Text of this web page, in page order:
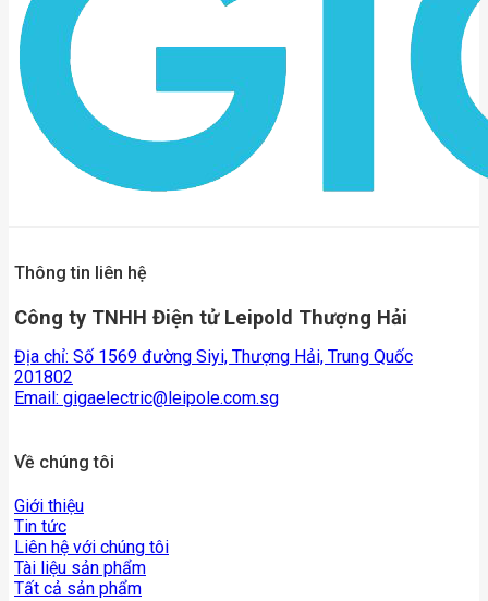
Thông tin liên hệ
Công ty TNHH Điện tử Leipold Thượng Hải
Địa chỉ: Số 1569 đường Siyi, Thượng Hải, Trung Quốc
201802
Email: gigaelectric@leipole.com.sg
Về chúng tôi
Giới thiệu
Tin tức
Liên hệ với chúng tôi
Tài liệu sản phẩm
Tất cả sản phẩm